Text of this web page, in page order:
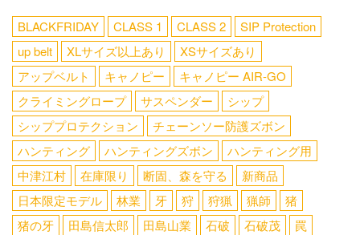
BLACKFRIDAY CLASS 1 CLASS 2
SIP Protection
up belt
XLサイズ以上あり
XSサイズあり
アップベルト
キャノピー
キャノピー AIR-GO
クライミングロープ
サスペンダー
シップ
シッププロテクション
チェーンソー防護ズボン
ハンティング
ハンティングズボン
ハンティング用
中津江村
在庫限り 断固、森を守る
新商品
日本限定モデル
林業 牙 狩 狩猟 猟師
猪
猪の牙
田島信太郎 田島山業 石破 石破茂
罠